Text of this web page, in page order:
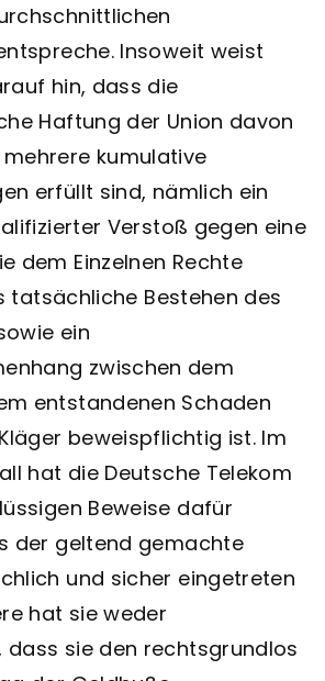
Insoweit weist
hin, dass die
Haftung der Union davon
kumulative
erfüllt sind, nämlich ein
Verstoß gegen eine
dem Einzelnen Rechte
tatsächliche Bestehen des
ein
zwischen dem
entstandenen Schaden
beweispflichtig ist. Im
hat die Deutsche Telekom
Beweise dafür
der geltend gemachte
und sicher eingetreten
hat sie weder
dass sie den rechtsgrundlos